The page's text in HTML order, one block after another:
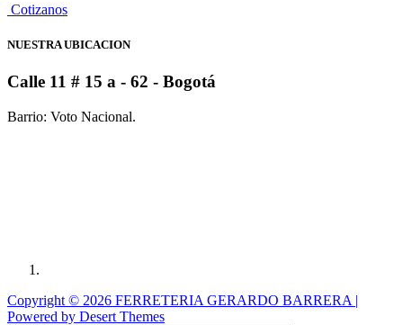
Cotizanos
NUESTRA UBICACION
Calle 11 # 15 a - 62 - Bogotá
Barrio: Voto Nacional.
Copyright © 2026 FERRETERIA GERARDO BARRERA |
Powered by Desert Themes